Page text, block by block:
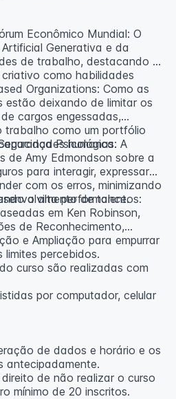
Econômico Mundial: O
Generativa e da
de trabalho, destacando o
como habilidades
Organizations: Como as
estão deixando de limitar os
cargos engessadas,
trabalho como um portfólio
humanas.
Psicológica: A
de Amy Edmondson sobre a
para interagir, expressar
com os erros, minimizando
a alta performance.
de talentos:
em Ken Robinson,
de Reconhecimento,
e Ampliação para empurrar
limites percebidos.
curso são realizadas com
por computador, celular
de dados e horário e os
​​antecipadamente.
de não realizar o curso
mínimo de 20 inscritos.